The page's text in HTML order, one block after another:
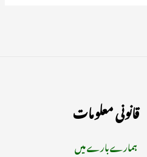
قانونی معلومات
ہمارے بارے میں